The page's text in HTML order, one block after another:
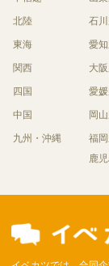
北陸 石
東海 愛
関西 大
四国 愛
中国 岡
九州・沖縄 福
鹿